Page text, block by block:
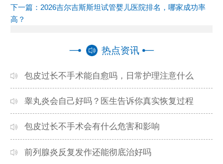
下一篇： 2026吉尔吉斯斯坦试管婴儿医院排名，哪家成功率
高？
热点资讯
包皮过长不手术能自愈吗，日常护理注意什么
睾丸炎会自己好吗？医生告诉你真实恢复过程
包皮过长不手术会有什么危害和影响
前列腺炎反复发作还能彻底治好吗